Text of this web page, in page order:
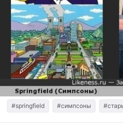
Кандидаты
Случайное сходство 👍
Создать сходство
Для публикации необходима
Поиск
#springfield #симпсоны